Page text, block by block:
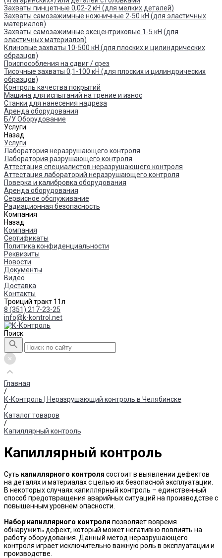
Захваты пинцетные 0,02-2 кН (для мелких деталей)
Захваты самозажимные ножничные 2-50 кН (для эластичных
материалов)
Захваты самозажимные эксцентриковые 1-5 кН (для
эластичных материалов)
Клиновые захваты 10-500 кН (для плоских и цилиндрических
образцов)
Приспособления на сдвиг / срез
Тисочные захваты 0,1-100 кН (для плоских и цилиндрических
образцов)
Контроль качества покрытий
Машина для испытаний на трение и износ
Cтанки для нанесения надреза
Аренда оборудования
Б/У Оборудование
Услуги
Назад
Услуги
Лаборатория неразрушающего контроля
Лаборатория разрушающего контроля
Аттестация специалистов неразрушающего контроля
Аттестация лабораторий неразрушающего контроля
Поверка и калибровка оборудования
Аренда оборудования
Сервисное обслуживание
Радиационная безопасность
Компания
Назад
Компания
Сертификаты
Политика конфиденциальности
Реквизиты
Новости
Документы
Видео
Доставка
Контакты
Троиций тракт 11л
8 (351) 217-23-25
info@k-kontrol.net
Поиск
Главная
/
К-Контроль | Неразрушающий контроль в Челябинске
/
Каталог товаров
/
Капиллярный контроль
Капиллярный контроль
Суть капиллярного контроля состоит в выявлении дефектов
на деталях и материалах с целью их безопасной эксплуатации.
В некоторых случаях капиллярный контроль – единственный
способ предотвращения аварийных ситуаций на производстве с
повышенным уровнем опасности.
Набор капиллярного контроля позволяет вовремя
обнаружить дефект, который может негативно повлиять на
работу оборудования. Данный метод неразрушающего
контроля играет исключительно важную роль в эксплуатации и
производстве.